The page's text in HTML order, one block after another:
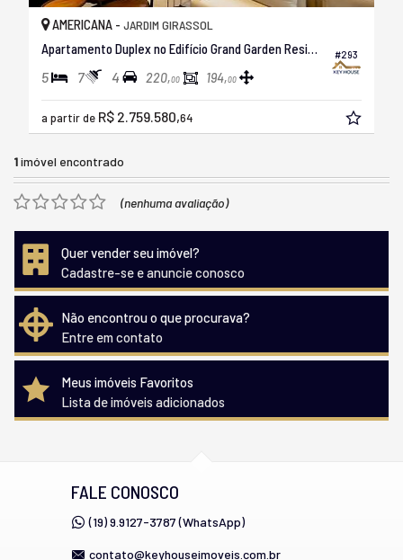
#293
AMERICANA - JARDIM GIRASSOL
Apartamento Duplex no Edifício Grand Garden Residence
5 7 4 220,00 194,00
a partir de R$ 2.759.580,64
1imóvel encontrado
(nenhuma avaliação)
Quer vender seu imóvel?
Cadastre-se e anuncie conosco
Não encontrou o que procurava?
Entre em contato
Meus imóveis Favoritos
Lista de imóveis adicionados
FALE CONOSCO
(19) 9.9127-3787 (WhatsApp)
contato@keyhouseimoveis.com.br